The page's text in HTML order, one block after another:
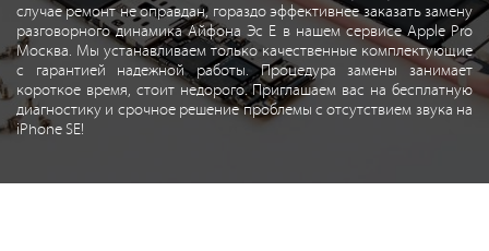
случае ремонт не оправдан, гораздо эффективнее заказать замену
разговорного динамика Айфона Эс Е в нашем сервисе Apple Pro
Москва. Мы устанавливаем только качественные комплектующие
с гарантией надежной работы. Процедура замены занимает
короткое время, стоит недорого. Приглашаем вас на бесплатную
диагностику и срочное решение проблемы с отсутствием звука на
iPhone SE!